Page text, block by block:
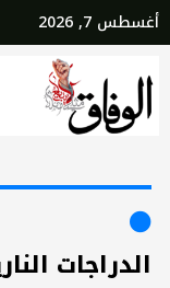
أغسطس 7, 2026
الدراجات